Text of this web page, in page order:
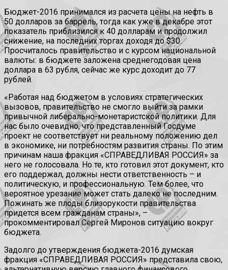
Бюджет-2016 принимался из расчета цены на нефть в
50 долларов за баррель, тогда как уже в декабре этот
показатель приблизился к 40 долларам и продолжил
снижение, на последних торгах доходя до $30.
Просчиталось правительство и с курсом национальной
валюты: в бюджете заложена среднегодовая цена
доллара в 63 рубля, сейчас же курс доходит до 77
рублей.
«Работая над бюджетом в условиях стратегических
вызовов, правительство не смогло выйти за рамки
привычной либерально-монетаристской политики. Для
нас было очевидно, что представленный Госдуме
проект не соответствует ни реальному положению дел
в экономике, ни потребностям развития страны. По этим
причинам наша фракция «СПРАВЕДЛИВАЯ РОССИЯ» за
него не голосовала. Но те, кто готовил этот документ, кто
его поддержал, должны нести ответственность – и
политическую, и профессиональную. Тем более, что
вероятное урезание может стать далеко не последним.
Пожинать же плоды близорукости правительства
придется всем гражданам страны», –
прокомментировал Сергей Миронов ситуацию вокруг
бюджета.
Задолго до утверждения бюджета-2016 думская
фракция «СПРАВЕДЛИВАЯ РОССИЯ» представила свою,